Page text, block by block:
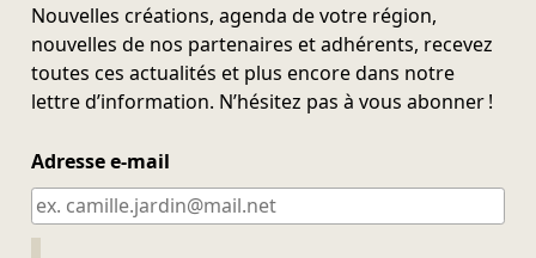
Nouvelles créations, agenda de votre région,
nouvelles de nos partenaires et adhérents, recevez
toutes ces actualités et plus encore dans notre
lettre d’information. N’hésitez pas à vous abonner !
Adresse e-mail